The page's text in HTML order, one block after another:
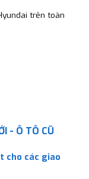
trên toàn
- Ô TÔ CŨ
cho các giao